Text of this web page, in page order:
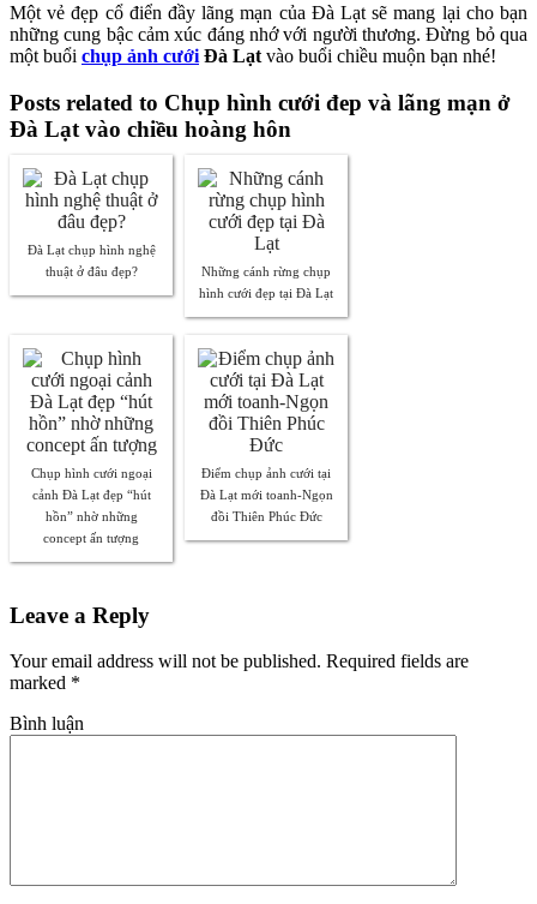
Một vẻ đẹp cổ điển đầy lãng mạn của Đà Lạt sẽ mang lại cho bạn
những cung bậc cảm xúc đáng nhớ với người thương. Đừng bỏ qua
một buổi chụp ảnh cưới Đà Lạt vào buổi chiều muộn bạn nhé!
Posts related to Chụp hình cưới đep và lãng mạn ở
Đà Lạt vào chiều hoàng hôn
Đà Lạt chụp hình nghệ
thuật ở đâu đẹp?
Những cánh rừng chụp
hình cưới đẹp tại Đà Lạt
Chụp hình cưới ngoại
cảnh Đà Lạt đẹp “hút
hồn” nhờ những
concept ấn tượng
Điểm chụp ảnh cưới tại
Đà Lạt mới toanh-Ngọn
đồi Thiên Phúc Đức
Leave a Reply
Your email address will not be published. Required fields are
marked *
Bình luận